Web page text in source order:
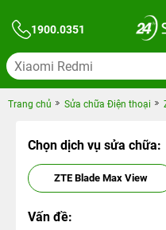
1900.0351
Trang chủ Sửa chữa Điện thoại
Chọn dịch vụ sửa chữa:
ZTE Blade Max View
Vấn đề: